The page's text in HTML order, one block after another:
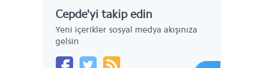
Cepde'yi takip edin
Yeni içerikler sosyal medya akışınıza
gelsin